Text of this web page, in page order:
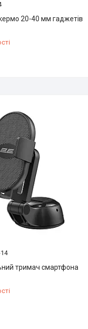
20-40 мм гаджетів
тримач смартфона